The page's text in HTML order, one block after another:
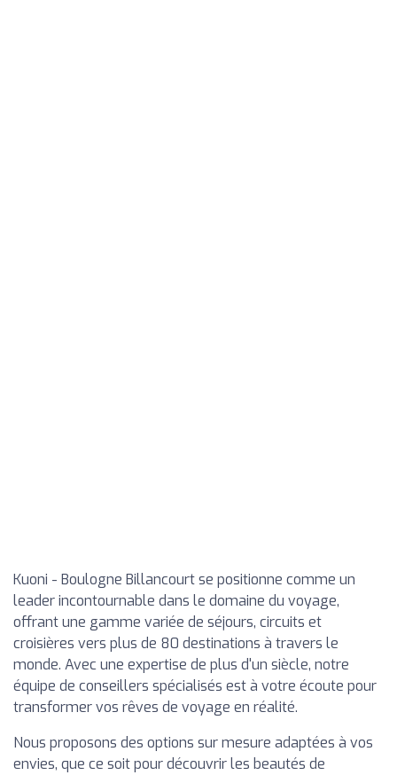
Kuoni - Boulogne Billancourt se positionne comme un
leader incontournable dans le domaine du voyage,
offrant une gamme variée de séjours, circuits et
croisières vers plus de 80 destinations à travers le
monde. Avec une expertise de plus d'un siècle, notre
équipe de conseillers spécialisés est à votre écoute pour
transformer vos rêves de voyage en réalité.
Nous proposons des options sur mesure adaptées à vos
envies, que ce soit pour découvrir les beautés de